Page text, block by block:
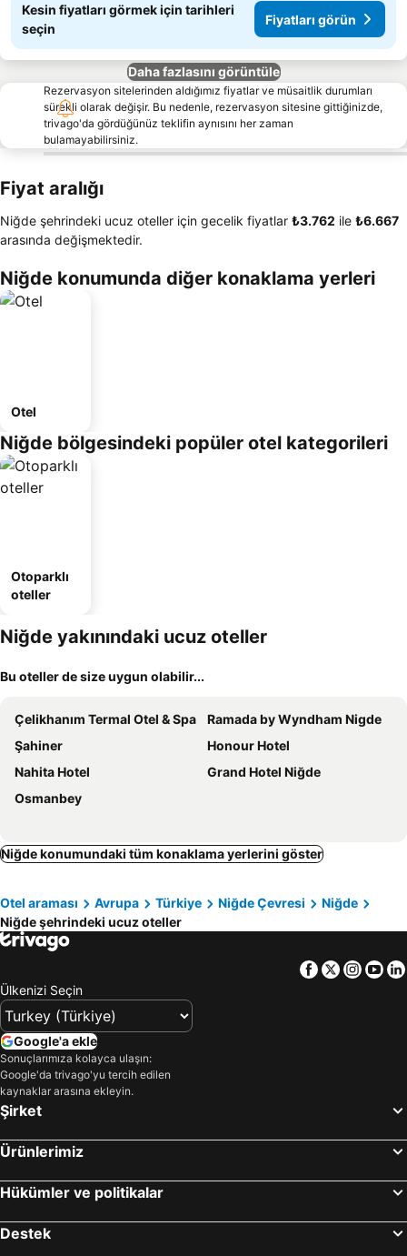
Kesin fiyatları görmek için tarihleri
seçin
Fiyatları görün
Daha fazlasını görüntüle
Rezervasyon sitelerinden aldığımız fiyatlar ve müsaitlik durumları
sürekli olarak değişir. Bu nedenle, rezervasyon sitesine gittiğinizde,
trivago'da gördüğünüz teklifin aynısını her zaman
bulamayabilirsiniz.
Fiyat aralığı
Niğde şehrindeki ucuz oteller için gecelik fiyatlar ‎₺3.762 ile ‎₺6.667
arasında değişmektedir.
Niğde konumunda diğer konaklama yerleri
Otel
Niğde bölgesindeki popüler otel kategorileri
Otoparklı
oteller
Niğde yakınındaki ucuz oteller
Bu oteller de size uygun olabilir...
Çelikhanım Termal Otel & Spa
Ramada by Wyndham Nigde
Şahiner
Honour Hotel
Nahita Hotel
Grand Hotel Niğde
Osmanbey
Niğde konumundaki tüm konaklama yerlerini göster
Otel araması Avrupa Türkiye Niğde Çevresi
Niğde
Niğde şehrindeki ucuz oteller
Facebook
Twitter
Ülkenizi Seçin
Google'a ekle
Sonuçlarımıza kolayca ulaşın:
Google'da trivago'yu tercih edilen
kaynaklar arasına ekleyin.
Şirket
Ürünlerimiz
Hükümler ve politikalar
Destek